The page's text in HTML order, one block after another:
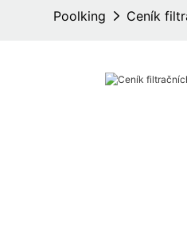
Poolking Ceník